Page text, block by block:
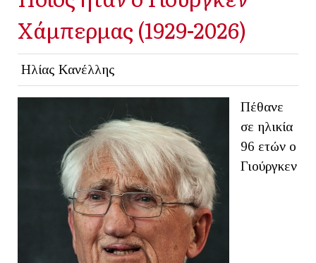
Χάμπερμας (1929-2026)
Ηλίας Κανέλλης
Πέθανε
σε ηλικία
96 ετών ο
Γιούργκεν